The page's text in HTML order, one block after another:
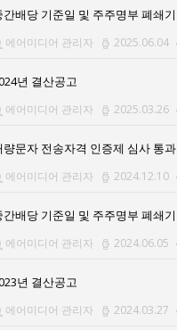
에어미디어 관리자 2025.06.04
년 결산공고
에어미디어 관리자 2025.03.26
량문자 전송자격 인증제 심사 통과
에어미디어 관리자 2024.12.10
에어미디어 관리자 2024.06.05
년 결산공고
에어미디어 관리자 2024.03.27